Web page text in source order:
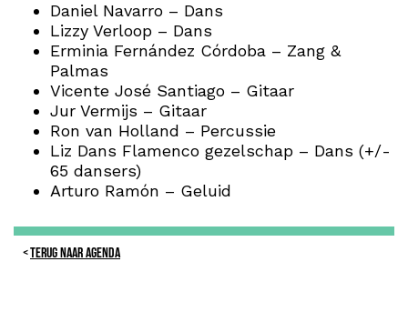
Daniel Navarro – Dans
Lizzy Verloop – Dans
Erminia Fernández Córdoba – Zang &
Palmas
Vicente José Santiago – Gitaar
Jur Vermijs – Gitaar
Ron van Holland – Percussie
Liz Dans Flamenco gezelschap – Dans (+/-
65 dansers)
Arturo Ramón – Geluid
TERUG NAAR AGENDA